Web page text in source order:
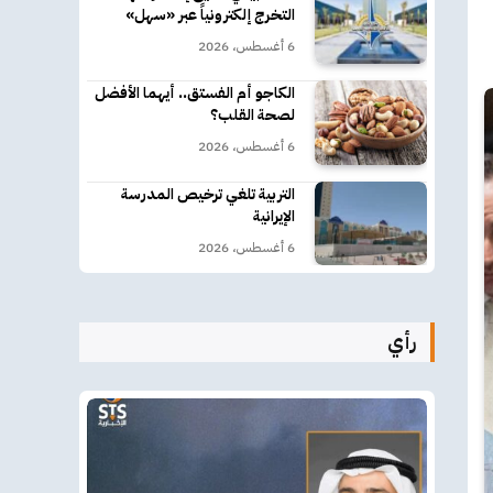
التخرج إلكترونياً عبر «سهل»
6 أغسطس، 2026
الكاجو أم الفستق.. أيهما الأفضل
لصحة القلب؟
6 أغسطس، 2026
التربية تلغي ترخيص المدرسة
الإيرانية
6 أغسطس، 2026
رأي